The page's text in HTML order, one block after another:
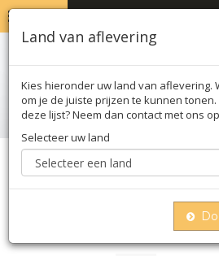
Home Conserven
Land van aflevering
Kies hieronder uw land van aflevering.
om je de juiste prijzen te kunnen
deze lijst? Neem dan contact met ons
Selecteer uw land